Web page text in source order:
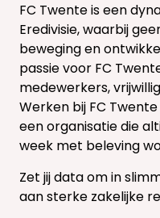
FC Twente is een
Eredivisie, waarbij
beweging en
passie voor FC
medewerkers,
Werken bij FC
een organisatie die
week met beleving
Zet jij data om in
aan sterke zakelijke